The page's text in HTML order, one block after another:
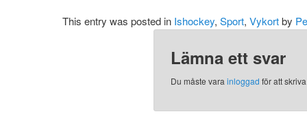
This entry was posted in Ishockey, Sport, Vykortby
Lämna ett svar
Du måste varainloggad för att